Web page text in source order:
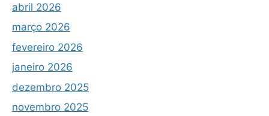
abril 2026
março 2026
fevereiro 2026
janeiro 2026
dezembro 2025
novembro 2025